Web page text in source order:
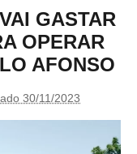
GASTAR
OPERAR
AFONSO
30/11/2023